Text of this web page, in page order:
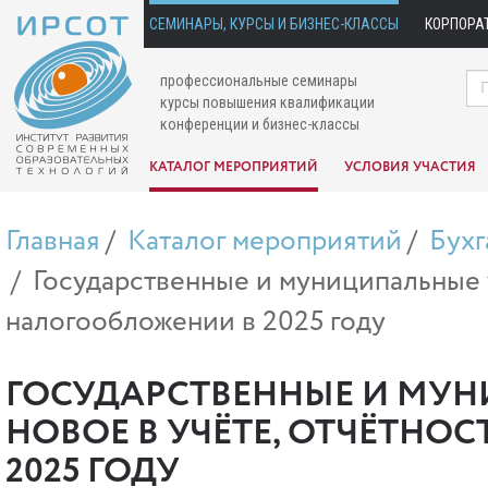
СЕМИНАРЫ, КУРСЫ И БИЗНЕС-КЛАССЫ
профессиональные семинары
курсы повышения квалификации
конференции и бизнес-классы
КАТАЛОГ МЕРОПРИЯТИЙ УСЛОВИЯ УЧАСТИЯ
Главная Каталог мероприятий
Государственные и
налогообложении в 2025 году
ГОСУДАРСТВЕННЫЕ И
НОВОЕ В УЧЁТЕ,
2025 ГОДУ